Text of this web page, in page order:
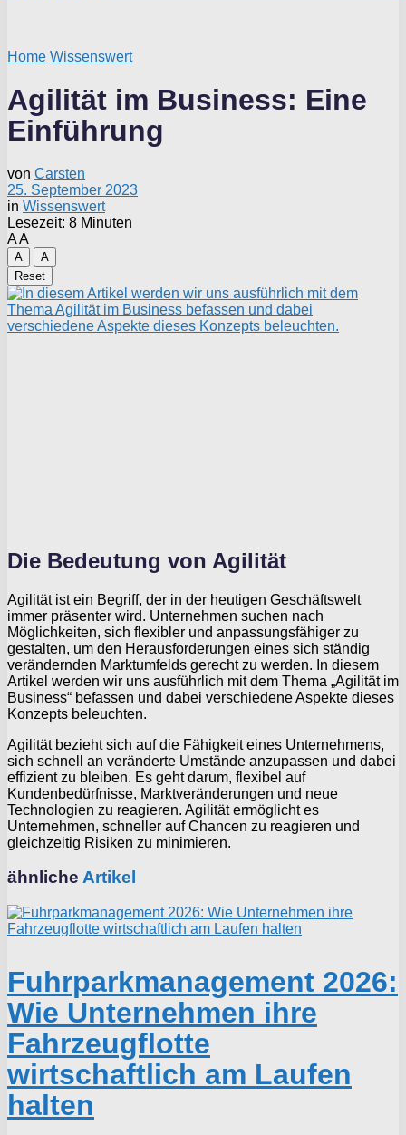
Home Wissenswert
Agilität im Business: Eine
Einführung
von Carsten
25. September 2023
in Wissenswert
Lesezeit: 8 Minuten
AA
A
A
Reset
Die Bedeutung von Agilität
Agilität ist ein Begriff, der in der heutigen Geschäftswelt
immer präsenter wird. Unternehmen suchen nach
Möglichkeiten, sich flexibler und anpassungsfähiger zu
gestalten, um den Herausforderungen eines sich ständig
verändernden Marktumfelds gerecht zu werden. In diesem
Artikel werden wir uns ausführlich mit dem Thema „Agilität im
Business“ befassen und dabei verschiedene Aspekte dieses
Konzepts beleuchten.
Agilität bezieht sich auf die Fähigkeit eines Unternehmens,
sich schnell an veränderte Umstände anzupassen und dabei
effizient zu bleiben. Es geht darum, flexibel auf
Kundenbedürfnisse, Marktveränderungen und neue
Technologien zu reagieren. Agilität ermöglicht es
Unternehmen, schneller auf Chancen zu reagieren und
gleichzeitig Risiken zu minimieren.
ähnliche Artikel
Fuhrparkmanagement 2026:
Wie Unternehmen ihre
Fahrzeugflotte
wirtschaftlich am Laufen
halten